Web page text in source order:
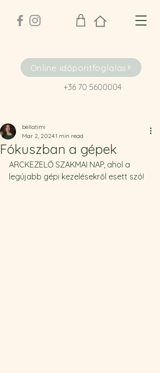
Online időpontfoglalás
+36 70 5600004
Fókuszban a gépek
bellatimi
Mar 2, 20241 min read
ARCKEZELŐ SZAKMAI NAP, ahol a
legújabb gépi kezelésekről esett szó!